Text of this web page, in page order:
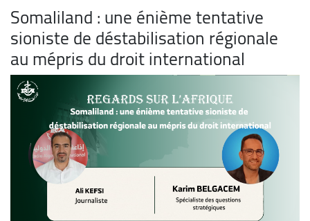
Somaliland : une énième tentative
sioniste de déstabilisation régionale
au mépris du droit international
Image